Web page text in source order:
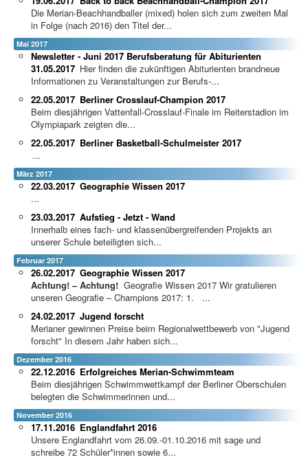
Die Merian-Beachhandballer (mixed) holen sich zum zweiten Mal
in Folge (nach 2016) den Titel der...
Mai 2017
Newsletter - Juni 2017 Berufsberatung für Abiturienten
31.05.2017 Hier finden die zukünftigen Abiturienten brandneue
Informationen zu Veranstaltungen zur Berufs-...
Berliner Crosslauf-Champion 2017
22.05.2017
Beim diesjährigen Vattenfall-Crosslauf-Finale im Reiterstadion im
Olympiapark zeigten die...
Berliner Basketball-Schulmeister 2017
22.05.2017
...
März 2017
Geographie Wissen 2017
22.03.2017
...
Aufstieg - Jetzt - Wand
23.03.2017
Innerhalb eines fach- und klassenübergreifenden Projekts an
unserer Schule beteiligten sich...
Februar 2017
Geographie Wissen 2017
26.02.2017
Achtung! – Achtung! Geografie Wissen 2017 Wir gratulieren
unseren Geografie – Champions 2017: 1. ...
Jugend forscht
24.02.2017
Merianer gewinnen Preise beim Regionalwettbewerb von "Jugend
forscht" In diesem Jahr haben sich...
Dezember 2016
Erfolgreiches Merian-Schwimmteam
22.12.2016
Beim diesjährigen Schwimmwettkampf der Berliner Oberschulen
belegten die Schwimmerinnen und...
November 2016
Englandfahrt 2016
17.11.2016
Unsere Englandfahrt vom 26.09.-01.10.2016 mit sage und
schreibe 72 Schüler*innen sowie 6...